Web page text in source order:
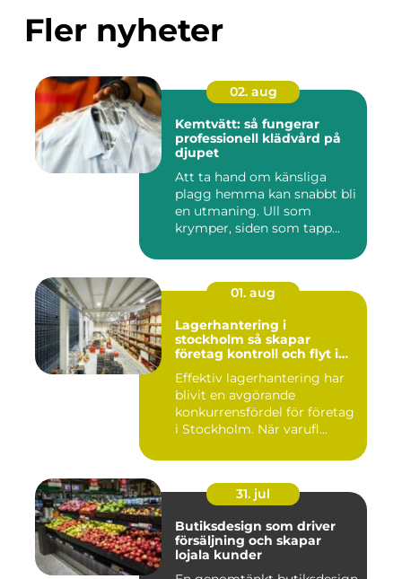
Fler nyheter
02. aug
Kemtvätt: så fungerar
professionell klädvård på
djupet
Att ta hand om känsliga
plagg hemma kan snabbt bli
en utmaning. Ull som
krymper, siden som tapp...
01. aug
Lagerhantering i
stockholm så skapar
företag kontroll och flyt i
Effektiv lagerhantering har
blivit en avgörande
konkurrensfördel för företag
i Stockholm. När varufl...
31. jul
Butiksdesign som driver
försäljning och skapar
lojala kunder